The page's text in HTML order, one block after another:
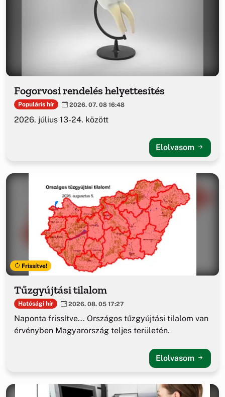
Fogorvosi rendelés helyettesítés
Populáris hír 2026. 07. 08 16:48
2026. július 13-24. között
Elolvasom
Frissítve!
Tűzgyújtási tilalom
Hatósági hír 2026. 08. 05 17:27
Naponta frissítve... Országos tűzgyújtási tilalom van
érvényben Magyarország teljes területén.
Elolvasom